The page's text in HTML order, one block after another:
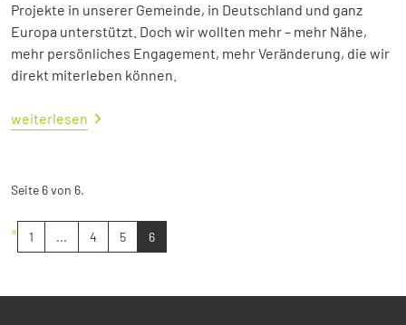
Projekte in unserer Gemeinde, in Deutschland und ganz
Europa unterstützt. Doch wir wollten mehr – mehr Nähe,
mehr persönliches Engagement, mehr Veränderung, die wir
direkt miterleben können.
weiterlesen
Seite 6 von 6.
« 1 ... 4 5 6